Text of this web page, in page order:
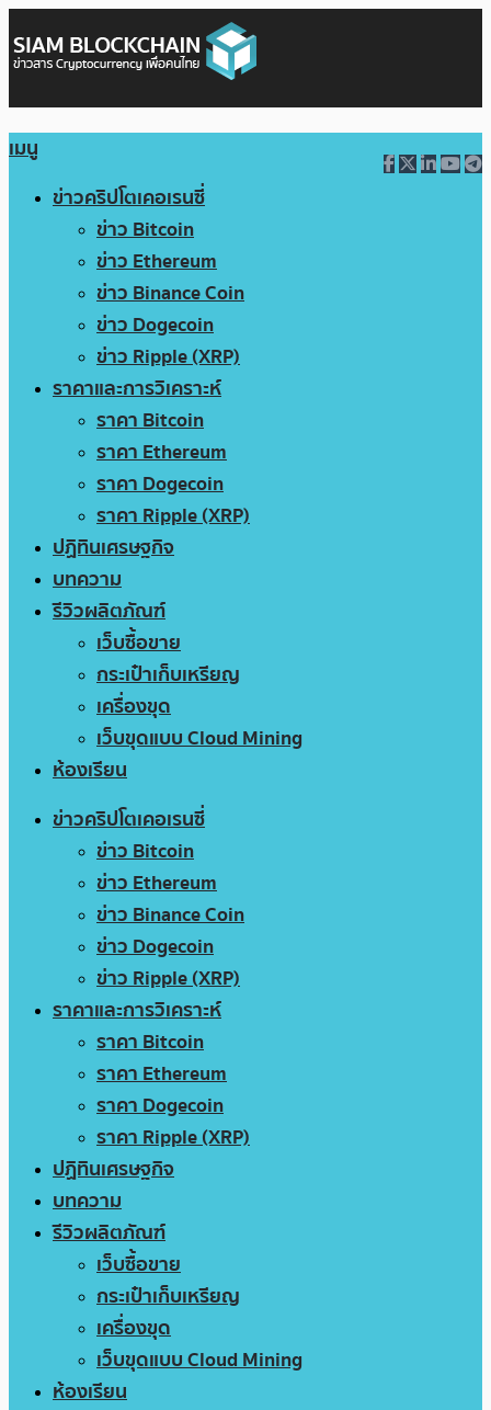
เมนู
ข่าวคริปโตเคอเรนซี่
ข่าว Bitcoin
ข่าว Ethereum
ข่าว Binance Coin
ข่าว Dogecoin
ข่าว Ripple (XRP)
ราคาและการวิเคราะห์
ราคา Bitcoin
ราคา Ethereum
ราคา Dogecoin
ราคา Ripple (XRP)
ปฏิทินเศรษฐกิจ
บทความ
รีวิวผลิตภัณฑ์
เว็บซื้อขาย
กระเป๋าเก็บเหรียญ
เครื่องขุด
เว็บขุดแบบ Cloud Mining
ห้องเรียน
ข่าวคริปโตเคอเรนซี่
ข่าว Bitcoin
ข่าว Ethereum
ข่าว Binance Coin
ข่าว Dogecoin
ข่าว Ripple (XRP)
ราคาและการวิเคราะห์
ราคา Bitcoin
ราคา Ethereum
ราคา Dogecoin
ราคา Ripple (XRP)
ปฏิทินเศรษฐกิจ
บทความ
รีวิวผลิตภัณฑ์
เว็บซื้อขาย
กระเป๋าเก็บเหรียญ
เครื่องขุด
เว็บขุดแบบ Cloud Mining
ห้องเรียน